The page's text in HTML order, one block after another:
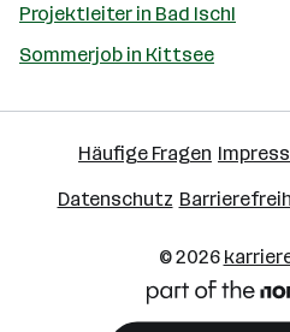
Projektleiter in Bad Ischl
Sommerjob in Kittsee
Häufige Fragen
Datenschutz
© 2026